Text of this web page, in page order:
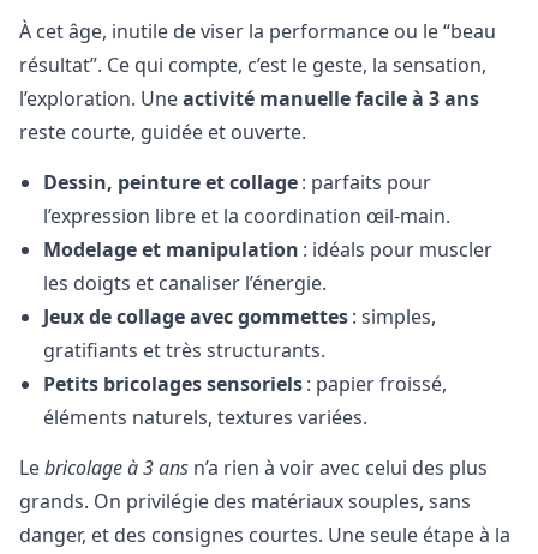
À cet âge, inutile de viser la performance ou le “beau
résultat”. Ce qui compte, c’est le geste, la sensation,
l’exploration. Uneactivité manuelle facile à 3 ans
reste courte, guidée et ouverte.
Dessin, peinture et collage: parfaits pour
l’expression libre et la coordination œil-main.
Modelage et manipulation : idéals pour muscler
les doigts et canaliser l’énergie.
Jeux de collage avec gommettes: simples,
gratifiants et très structurants.
Petits bricolages sensoriels: papier froissé,
éléments naturels, textures variées.
Lebricolage à 3 ans n’a rien à voir avec celui des plus
grands. On privilégie des matériaux souples, sans
danger, et des consignes courtes. Une seule étape à la